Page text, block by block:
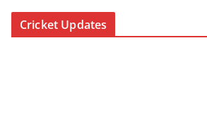
Cricket Updates